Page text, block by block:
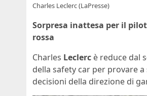
Charles Leclerc (LaPresse)
Sorpresa inattesa per il
rossa
Charles Leclerc è reduce dal
della safety car per provare
decisioni della direzione di